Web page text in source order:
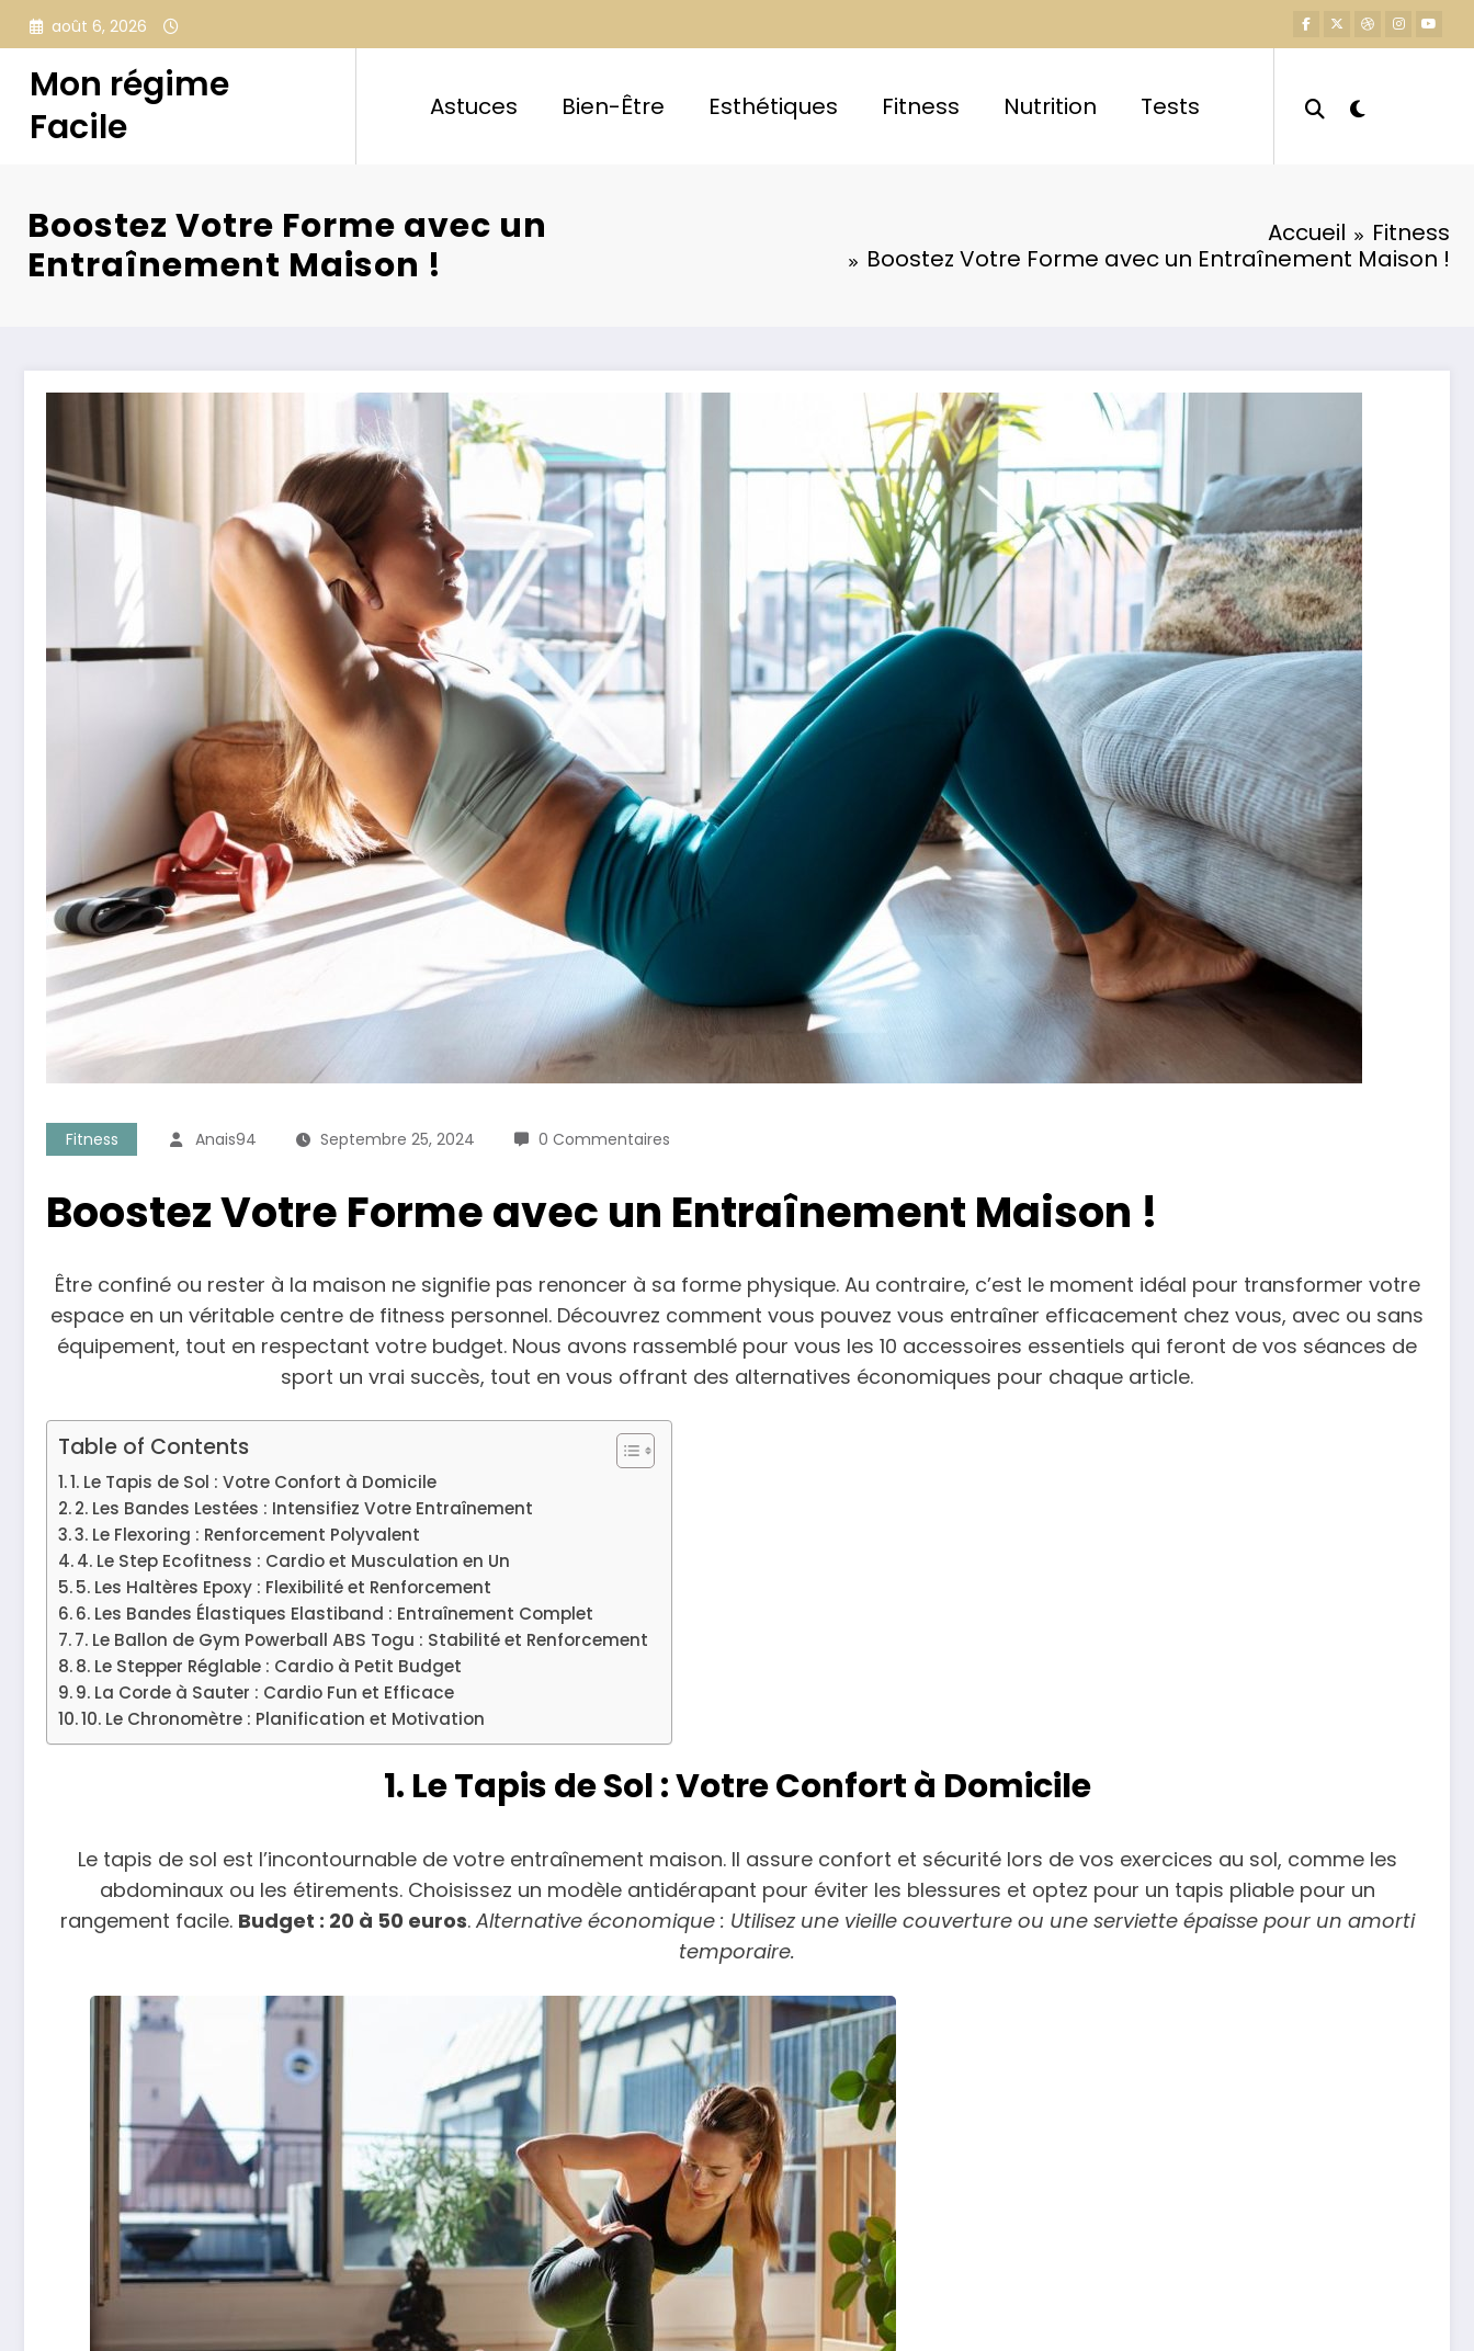
Aller
contenu
août 6, 2026
Mon régime
Facile
Astuces Bien-Être Esthétiques Fitness Nutrition Tests
Boostez Votre Forme avec un
Entraînement Maison !
Accueil
Fitness
Boostez Votre Forme avec un Entraînement Maison !
Fitness Anais94 Septembre 25, 2024 0 Commentaires
Boostez Votre Forme avec un Entraînement Maison !
Être confiné ou rester à la maison ne signifie pas renoncer à sa forme physique. Au contraire, c’est le moment idéal pour transformer votre
espace en un véritable centre de fitness personnel. Découvrez comment vous pouvez vous entraîner efficacement chez vous, avec ou sans
équipement, tout en respectant votre budget. Nous avons rassemblé pour vous les 10 accessoires essentiels qui feront de vos séances de
sport un vrai succès, tout en vous offrant des alternatives économiques pour chaque article.
Table of Contents
1. Le Tapis de Sol : Votre Confort à Domicile
2. Les Bandes Lestées : Intensifiez Votre Entraînement
3. Le Flexoring : Renforcement Polyvalent
4. Le Step Ecofitness : Cardio et Musculation en Un
5. Les Haltères Epoxy : Flexibilité et Renforcement
6. Les Bandes Élastiques Elastiband : Entraînement Complet
7. Le Ballon de Gym Powerball ABS Togu : Stabilité et Renforcement
8. Le Stepper Réglable : Cardio à Petit Budget
9. La Corde à Sauter : Cardio Fun et Efficace
10. Le Chronomètre : Planification et Motivation
1. Le Tapis de Sol : Votre Confort à Domicile
Le tapis de sol est l’incontournable de votre entraînement maison. Il assure confort et sécurité lors de vos exercices au sol, comme les
abdominaux ou les étirements. Choisissez un modèle antidérapant pour éviter les blessures et optez pour un tapis pliable pour un
rangement facile. Budget : 20 à 50 euros. Alternative économique : Utilisez une vieille couverture ou une serviette épaisse pour un amorti
temporaire.